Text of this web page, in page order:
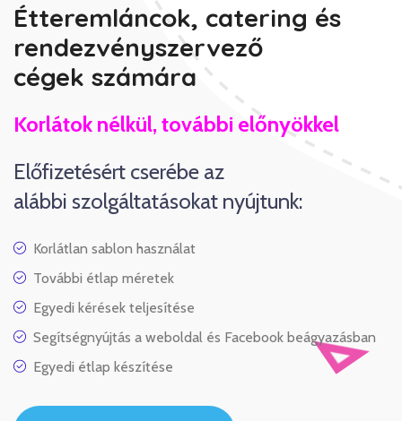
Étteremláncok, catering és
rendezvényszervező
cégek számára
Korlátok nélkül, további előnyökkel
Előfizetésért cserébe az
alábbi szolgáltatásokat nyújtunk:
Korlátlan sablon használat
További étlap méretek
Egyedi kérések teljesítése
Segítségnyújtás a weboldal és Facebook beágyazásban
Egyedi étlap készítése